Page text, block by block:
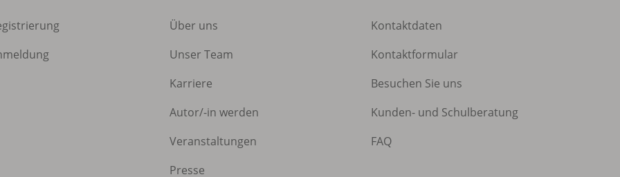
Über uns
Unser Team
Karriere
Autor/-in werden
Veranstaltungen
Presse
Kontaktdaten
Kontaktformular
Besuchen Sie uns
Kunden- und Schulberatung
FAQ